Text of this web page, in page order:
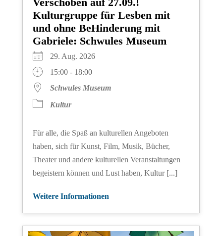
Kulturgruppe für Lesben mit
und ohne BeHinderung mit
Gabriele: Schwules Museum
29. Aug. 2026
15:00 - 18:00
Schwules Museum
Kultur
Für alle, die Spaß an kulturellen Angeboten
haben, sich für Kunst, Film, Musik, Bücher,
Theater und andere kulturellen Veranstaltungen
begeistern können und Lust haben, Kultur [...]
Weitere Informationen